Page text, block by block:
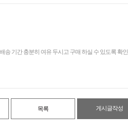
기간 충분히 여유 두시고 구매 하실 수 있도록 확인
목록 게시글작성